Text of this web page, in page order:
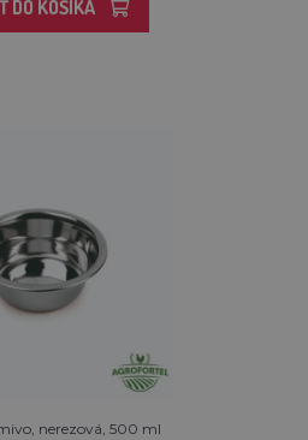
DO KOŠÍKA
nerezová, 500 ml